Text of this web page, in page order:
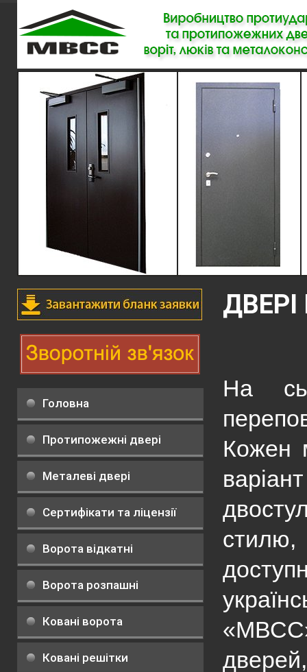
Головна
Протипожежні двері
Металеві двері
Сертифікати та ліцензії
Ворота відкатні
Ворота розпашні
Ковані ворота
Ковані решітки
На
Кожен